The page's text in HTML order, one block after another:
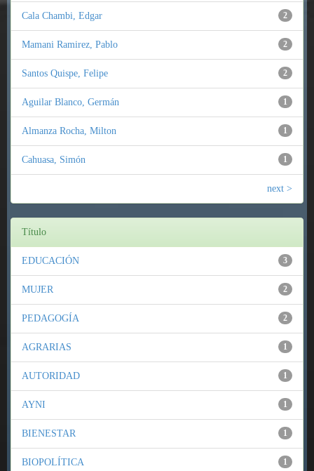
2
Cala Chambi, Edgar
2
Mamani Ramirez, Pablo
2
Santos Quispe, Felipe
1
Aguilar Blanco, Germán
1
Almanza Rocha, Milton
1
Cahuasa, Simón
next >
Título
3
EDUCACIÓN
2
MUJER
2
PEDAGOGÍA
1
AGRARIAS
1
AUTORIDAD
1
AYNI
1
BIENESTAR
1
BIOPOLÍTICA